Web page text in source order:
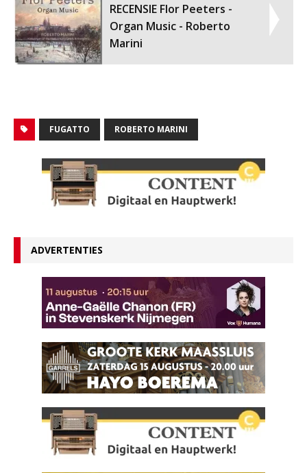
RECENSIE Flor Peeters -
Organ Music - Roberto
Marini
FUGATTO ROBERTO MARINI
ADVERTENTIES